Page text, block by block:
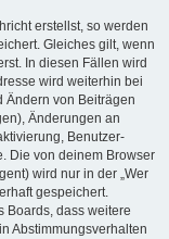
erstellst, so werden
Gleiches gilt, wenn
In diesen Fällen wird
wird weiterhin bei
Ändern von Beiträgen
Änderungen an
Benutzer-
Die von deinem Browser
wird nur in der „Wer
gespeichert.
Boards, dass weitere
Abstimmungsverhalten